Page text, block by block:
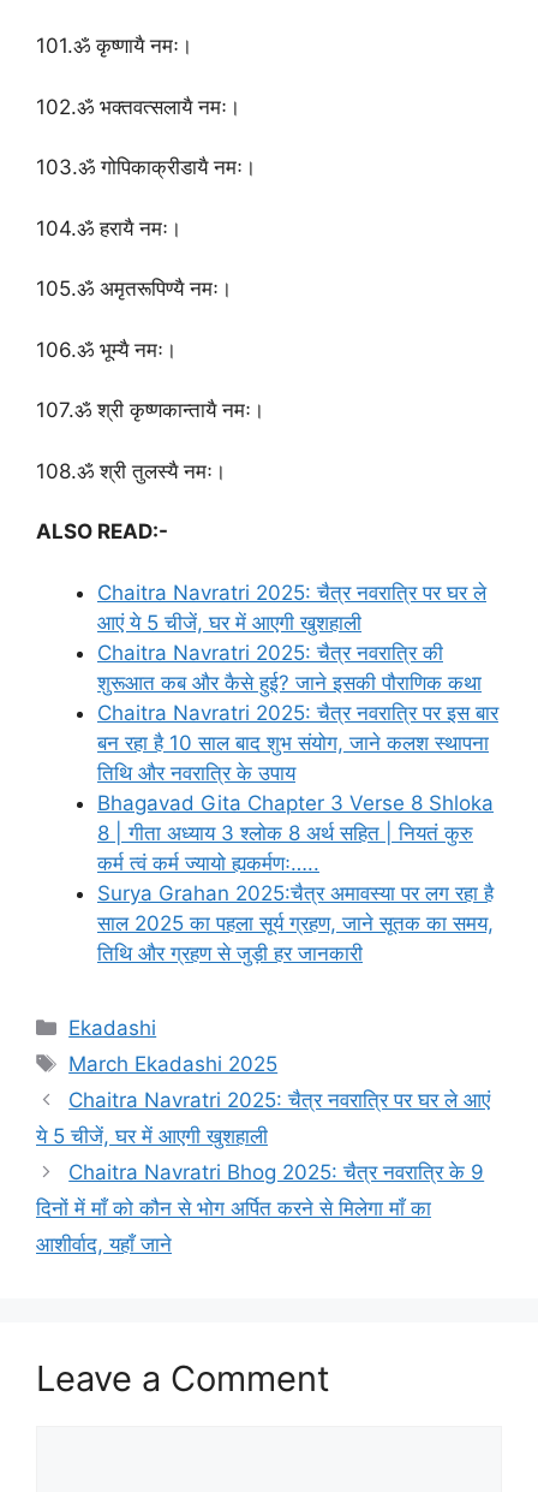
101.ॐ कृष्णायै नमः।
102.ॐ भक्तवत्सलायै नमः।
103.ॐ गोपिकाक्रीडायै नमः।
104.ॐ हरायै नमः।
105.ॐ अमृतरूपिण्यै नमः।
106.ॐ भूम्यै नमः।
107.ॐ श्री कृष्णकान्तायै नमः।
108.ॐ श्री तुलस्यै नमः।
ALSO READ:-
Chaitra Navratri 2025: चैत्र नवरात्रि पर घर ले
आएं ये 5 चीजें, घर में आएगी खुशहाली
Chaitra Navratri 2025: चैत्र नवरात्रि की
शुरूआत कब और कैसे हुई? जाने इसकी पौराणिक कथा
Chaitra Navratri 2025: चैत्र नवरात्रि पर इस बार
बन रहा है 10 साल बाद शुभ संयोग, जाने कलश स्थापना
तिथि और नवरात्रि के उपाय
Bhagavad Gita Chapter 3 Verse 8 Shloka
8 | गीता अध्याय 3 श्लोक 8 अर्थ सहित | नियतं कुरु
कर्म त्वं कर्म ज्यायो ह्यकर्मणः…..
Surya Grahan 2025:चैत्र अमावस्या पर लग रहा है
साल 2025 का पहला सूर्य ग्रहण, जाने सूतक का समय,
तिथि और ग्रहण से जुड़ी हर जानकारी
C
a
e
g
o
r
i
Ekadashi
T
a
s
March Ekadashi 2025
Chaitra Navratri 2025: चैत्र नवरात्रि पर घर ले आएं
ये 5 चीजें, घर में आएगी खुशहाली
Chaitra Navratri Bhog 2025: चैत्र नवरात्रि के 9
दिनों में माँ को कौन से भोग अर्पित करने से मिलेगा माँ का
आशीर्वाद, यहाँ जाने
Leave a Comment